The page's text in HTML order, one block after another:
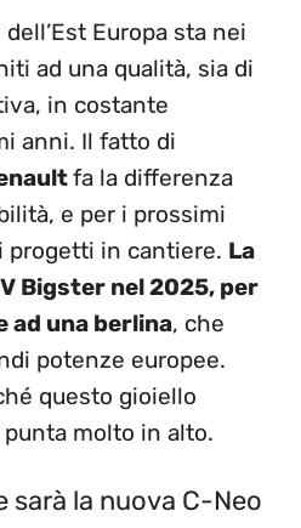
Europa sta nei
ad una qualità, sia di
in costante
anni. Il fatto di
fa la differenza
e per i prossimi
progetti in cantiere. La
Bigster nel 2025, per
ad una berlina, che
potenze europee.
questo gioiello
punta molto in alto.
sarà la nuova C-Neo